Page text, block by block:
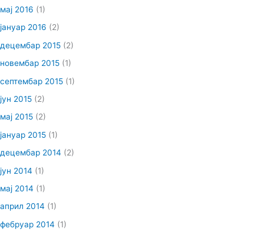
мај 2016 (1)
јануар 2016 (2)
децембар 2015 (2)
новембар 2015 (1)
септембар 2015 (1)
јун 2015 (2)
мај 2015 (2)
јануар 2015 (1)
децембар 2014 (2)
јун 2014 (1)
мај 2014 (1)
април 2014 (1)
фебруар 2014 (1)